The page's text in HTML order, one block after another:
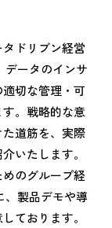
ドリブン経営
データのインサ
切な管理・可
。戦略的な意
道筋を、実際
いたします。
のグループ経
、製品デモや導
ております。